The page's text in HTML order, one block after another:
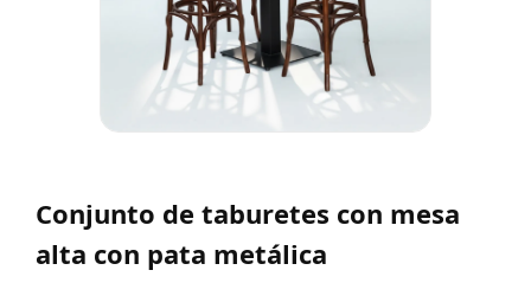
Conjunto de taburetes con mesa
alta con pata metálica